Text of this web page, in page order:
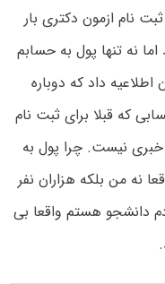
نام ازمون دکتری بار
نه تنها پول به حسابم
اطلاعیه داد که دوباره
که قبلا برای ثبت نام
خبری نیست. چرا پول به
نه من بلکه هزاران نفر
دانشجو هستم واقعا بی